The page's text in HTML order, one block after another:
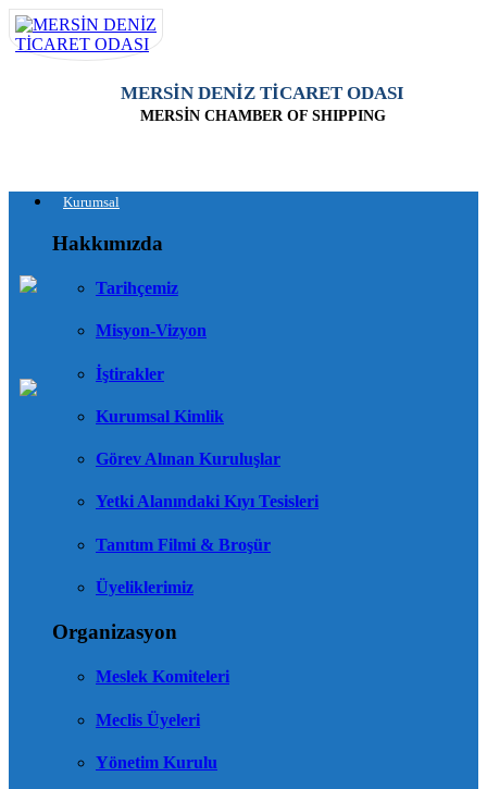
MERSİN DENİZ TİCARET ODASI
MERSİN CHAMBER OF SHIPPING
Kurumsal
Hakkımızda
Tarihçemiz
Misyon-Vizyon
İştirakler
Kurumsal Kimlik
Görev Alınan Kuruluşlar
Yetki Alanındaki Kıyı Tesisleri
Tanıtım Filmi & Broşür
Üyeliklerimiz
Organizasyon
Meslek Komiteleri
Meclis Üyeleri
Yönetim Kurulu